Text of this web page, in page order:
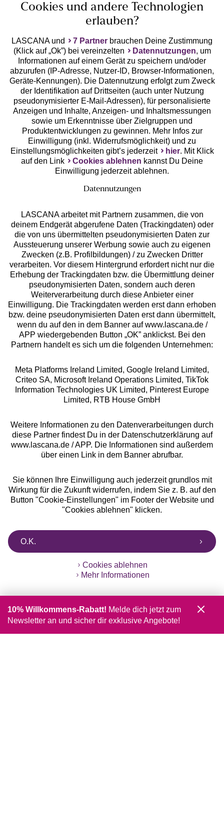
Geprüfte Sicherheit
Unsere Apps
Services
Beratung
Über uns
Rechtliches
Alle Preise inkl. MwSt., zzgl.
Versandkosten
** Bonität vorausgesetzt, berechtigt zur Bonitätsprüfung
Cookies und andere Technologien
erlauben?
LASCANA und 7 Partner brauchen Deine Zustimmung
(Klick auf „Ok”) bei vereinzelten
Datennutzungen, um
Informationen auf einem Gerät zu speichern und/oder
abzurufen (IP-Adresse, Nutzer-ID, Browser-Informationen,
Geräte-Kennungen). Die Datennutzung erfolgt zum Zweck
der Identifikation auf Drittseiten (auch unter Nutzung
pseudonymisierter E-Mail-Adressen), für personalisierte
Anzeigen und Inhalte, Anzeigen- und Inhaltsmessungen
sowie um Erkenntnisse über Zielgruppen und
Produktentwicklungen zu gewinnen. Mehr Infos zur
Einwilligung (inkl. Widerrufsmöglichkeit) und zu
Einstellungsmöglichkeiten gibt’s jederzeit
hier. Mit Klick
auf den Link
Cookies ablehnen kannst Du Deine
Einwilligung jederzeit ablehnen.
Datennutzungen
LASCANA arbeitet mit Partnern zusammen, die von
deinem Endgerät abgerufene Daten (Trackingdaten) oder
die von uns übermittelten pseudonymisierten Daten zur
Aussteuerung unserer Werbung sowie auch zu eigenen
Zwecken (z.B. Profilbildungen) / zu Zwecken Dritter
verarbeiten. Vor diesem Hintergrund erfordert nicht nur die
Erhebung der Trackingdaten bzw. die Übermittlung deiner
pseudonymisierten Daten, sondern auch deren
Weiterverarbeitung durch diese Anbieter einer
Einwilligung. Die Trackingdaten werden erst dann erhoben
bzw. deine pseudonymisierten Daten erst dann übermittelt,
wenn du auf den in dem Banner auf www.lascana.de /
APP wiedergebenden Button „OK” anklickst. Bei den
Partnern handelt es sich um die folgenden Unternehmen:
Meta Platforms Ireland Limited, Google Ireland Limited,
Criteo SA, Microsoft Ireland Operations Limited, TikTok
Information Technologies UK Limited, Pinterest Europe
Limited, RTB House GmbH
Weitere Informationen zu den Datenverarbeitungen durch
diese Partner findest Du in der Datenschutzerklärung auf
www.lascana.de / APP. Die Informationen sind außerdem
über einen Link in dem Banner abrufbar.
Sie können Ihre Einwilligung auch jederzeit grundlos mit
Wirkung für die Zukunft widerrufen, indem Sie z. B. auf den
Button "Cookie-Einstellungen" im Footer der Website und
"Cookies ablehnen" klicken.
O.K.
Cookies ablehnen
Mehr Informationen
10% Willkommens-Rabatt! Melde dich jetzt zum
Newsletter an und sicher dir exklusive Angebote!